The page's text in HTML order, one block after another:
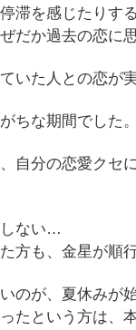
滞を感じたりす
だか過去の恋に
いた人との恋が実
ちな期間でした。
自分の恋愛クセ
ない…
方も、金星が順
のが、夏休みが
たという方は、